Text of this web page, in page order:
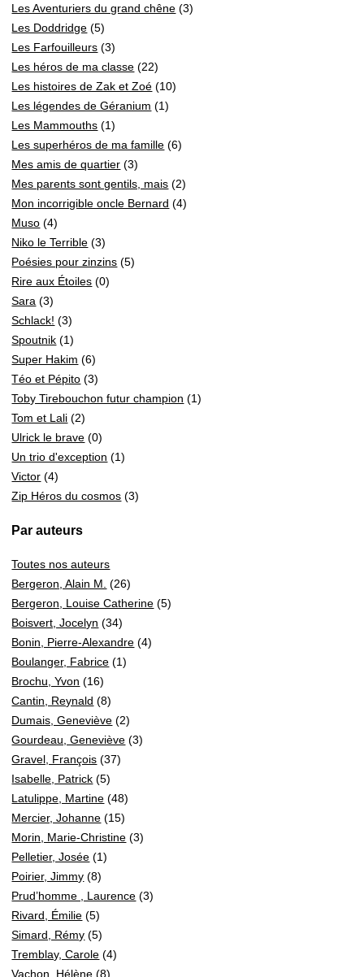
Les Aventuriers du grand chêne (3)
Les Doddridge (5)
Les Farfouilleurs (3)
Les héros de ma classe (22)
Les histoires de Zak et Zoé (10)
Les légendes de Géranium (1)
Les Mammouths (1)
Les superhéros de ma famille (6)
Mes amis de quartier (3)
Mes parents sont gentils, mais (2)
Mon incorrigible oncle Bernard (4)
Muso (4)
Niko le Terrible (3)
Poésies pour zinzins (5)
Rire aux Étoiles (0)
Sara (3)
Schlack! (3)
Spoutnik (1)
Super Hakim (6)
Téo et Pépito (3)
Toby Tirebouchon futur champion (1)
Tom et Lali (2)
Ulrick le brave (0)
Un trio d'exception (1)
Victor (4)
Zip Héros du cosmos (3)
Par auteurs
Toutes nos auteurs
Bergeron, Alain M. (26)
Bergeron, Louise Catherine (5)
Boisvert, Jocelyn (34)
Bonin, Pierre-Alexandre (4)
Boulanger, Fabrice (1)
Brochu, Yvon (16)
Cantin, Reynald (8)
Dumais, Geneviève (2)
Gourdeau, Geneviève (3)
Gravel, François (37)
Isabelle, Patrick (5)
Latulippe, Martine (48)
Mercier, Johanne (15)
Morin, Marie-Christine (3)
Pelletier, Josée (1)
Poirier, Jimmy (8)
Prud’homme , Laurence (3)
Rivard, Émilie (5)
Simard, Rémy (5)
Tremblay, Carole (4)
Vachon, Hélène (8)